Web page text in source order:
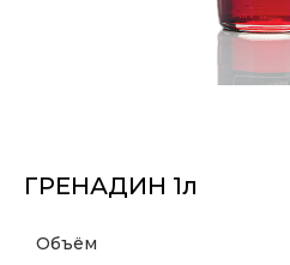
ГРЕНАДИН 1л
Объём